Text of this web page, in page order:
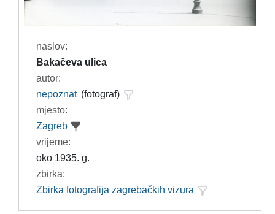
naslov:
Bakačeva ulica
autor:
nepoznat (fotograf)
mjesto:
Zagreb
vrijeme:
oko 1935. g.
zbirka:
Zbirka fotografija zagrebačkih vizura